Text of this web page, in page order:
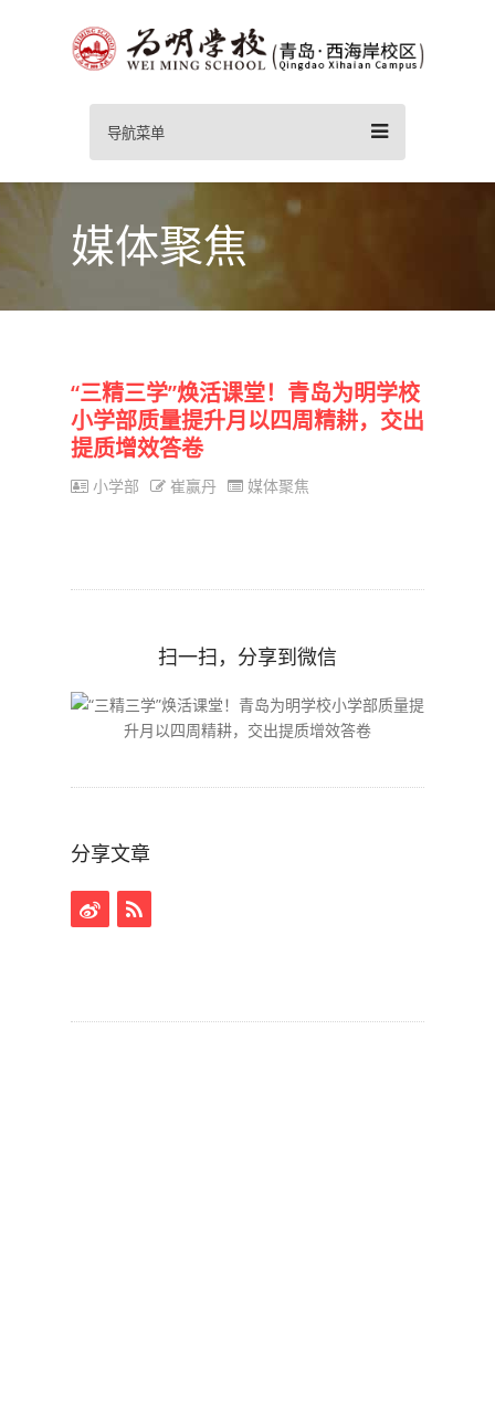
导航菜单
媒体聚焦
“三精三学”焕活课堂！青岛为明学校
小学部质量提升月以四周精耕，交出
提质增效答卷
小学部 崔赢丹 媒体聚焦
扫一扫，分享到微信
分享文章